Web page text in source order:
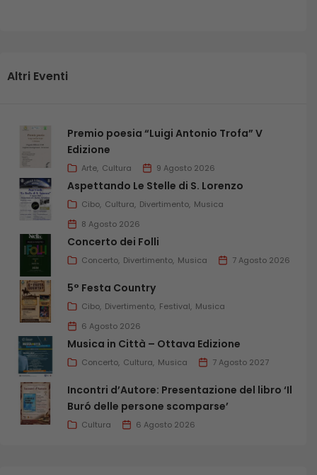
Altri Eventi
Premio poesia “Luigi Antonio Trofa” V
Edizione
Arte Cultura 9 Agosto 2026
Aspettando Le Stelle di S. Lorenzo
Cibo Cultura Divertimento Musica
8 Agosto 2026
Concerto dei Folli
Concerto Divertimento Musica 7 Agosto 2026
5° Festa Country
Cibo Divertimento Festival Musica
6 Agosto 2026
Musica in Città – Ottava Edizione
Concerto Cultura Musica 7 Agosto 2027
Incontri d’Autore: Presentazione del libro ‘Il
Buró delle persone scomparse’
Cultura 6 Agosto 2026